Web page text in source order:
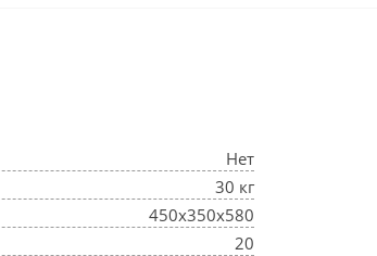
Нет
30 кг
450x350x580
20